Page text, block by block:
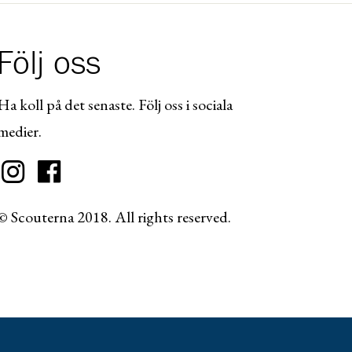
Följ oss
koll på det senaste. Följ oss i sociala
Scouterna 2018. All rights reserved.